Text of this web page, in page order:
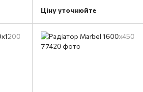
Ціну уточнюйте